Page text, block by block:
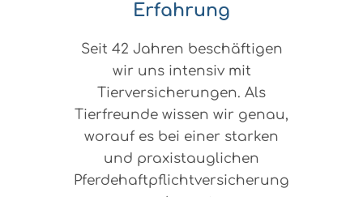
Erfahrung
Seit 42 Jahren beschäftigen
wir uns intensiv mit
Tierversicherungen. Als
Tierfreunde wissen wir genau,
worauf es bei einer starken
und praxistauglichen
Pferdehaftpflichtversicherung